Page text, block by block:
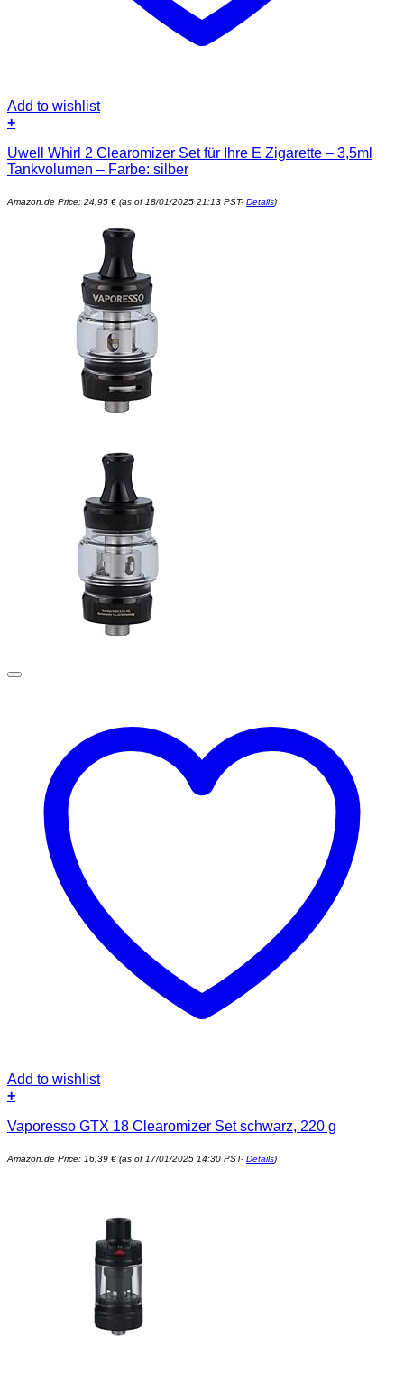
Add to wishlist
+
Uwell Whirl 2 Clearomizer Set für Ihre E Zigarette – 3,5ml
Tankvolumen – Farbe: silber
Amazon.de Price: 24,95 € (as of 18/01/2025 21:13 PST- Details)
Add to wishlist
+
Vaporesso GTX 18 Clearomizer Set schwarz, 220 g
Amazon.de Price: 16,39 € (as of 17/01/2025 14:30 PST- Details)